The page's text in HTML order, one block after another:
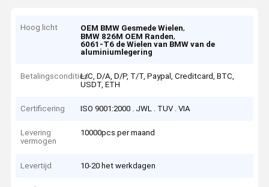
Hoog licht OEM BMW Gesmede Wielen,
BMW 826M OEM Randen,
6061-T6 de Wielen van BMW van de
aluminiumlegering
BetalingsconditiesL/C, D/A, D/P, T/T, Paypal, Creditcard, BTC,
USDT, ETH
Certificering ISO 9001:2000 . JWL . TUV . VIA
Levering
vermogen
10000pcs per maand
Levertijd 10-20 het werkdagen